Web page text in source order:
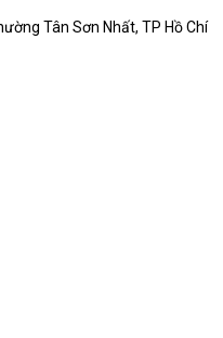
Tân Sơn Nhất, TP Hồ Chí